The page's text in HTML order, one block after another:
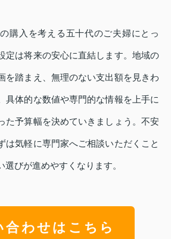
購入を考える五十代のご夫婦にとっ
定は将来の安心に直結します。地域の
を踏まえ、無理のない支出額を見きわ
具体的な数値や専門的な情報を上手に
た予算幅を決めていきましょう。不安
は気軽に専門家へご相談いただくこと
びが進めやすくなります。
合わせはこちら